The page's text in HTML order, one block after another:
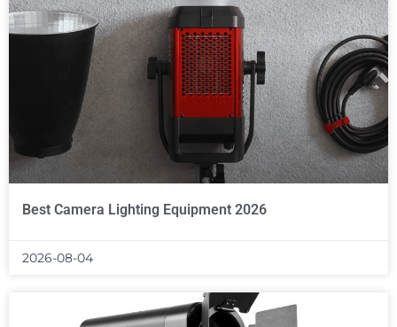
Best Camera Lighting Equipment 2026
2026-08-04